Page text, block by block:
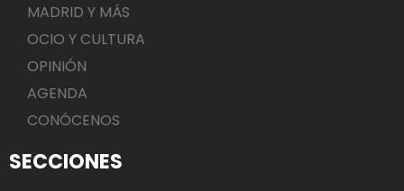
MADRID Y MÁS
OCIO Y CULTURA
OPINIÓN
AGENDA
CONÓCENOS
SECCIONES